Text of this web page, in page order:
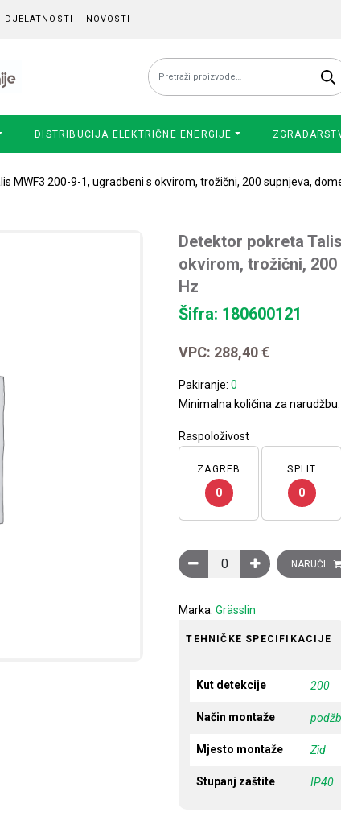
DJELATNOSTI NOVOSTI
Pretraži:
DISTRIBUCIJA ELEKTRIČNE ENERGIJE
MWF3 200-9-1, ugradbeni s okvirom, trožični, 200 supnjeva,
Detektor pokreta
okvirom, trožični, 200
Hz
Šifra: 180600121
VPC: 288,40€
Pakiranje:0
Minimalna količina za narudžbu:
Raspoloživost
ZAGREB
0
SPLIT
0
Detektor pokreta Talis
NARUČI
Marka:Grässlin
TEHNIČKE SPECIFIKACIJE
Kut detekcije 200
Način montaže
Mjesto montaže Zid
Stupanj zaštite IP40